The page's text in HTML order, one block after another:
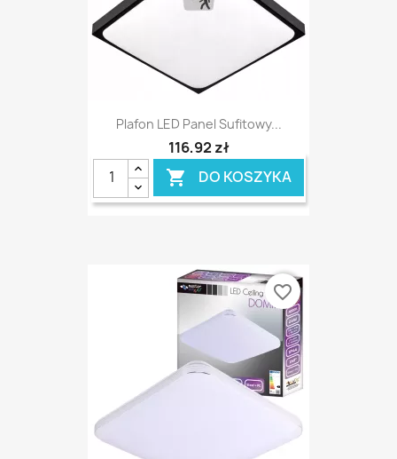
Plafon LED Panel Sufitowy...
116,92 zł
 DO KOSZYKA
favorite_border